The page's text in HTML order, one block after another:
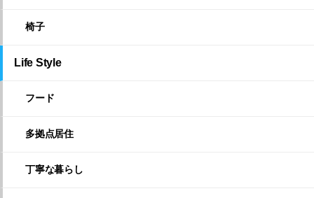
椅子
Life Style
フード
多拠点居住
丁寧な暮らし